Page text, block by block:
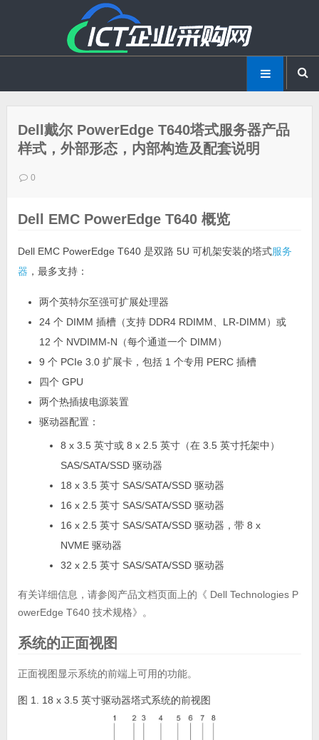
Dell戴尔 PowerEdge T640塔式服务器产品
样式，外部形态，内部构造及配套说明
0
Dell EMC PowerEdge T640 概览
Dell EMC PowerEdge T640 是双路 5U 可机架安装的塔式服务
器 ，最多支持：
两个英特尔至强可扩展处理器
24 个 DIMM 插槽（支持 DDR4 RDIMM、LR-DIMM）或
12 个 NVDIMM-N（每个通道一个 DIMM）
9 个 PCIe 3.0 扩展卡，包括 1 个专用 PERC 插槽
四个 GPU
两个热插拔电源装置
驱动器配置：
8 x 3.5 英寸或 8 x 2.5 英寸（在 3.5 英寸托架中）
SAS/SATA/SSD 驱动器
18 x 3.5 英寸 SAS/SATA/SSD 驱动器
16 x 2.5 英寸 SAS/SATA/SSD 驱动器
16 x 2.5 英寸 SAS/SATA/SSD 驱动器，带 8 x
NVME 驱动器
32 x 2.5 英寸 SAS/SATA/SSD 驱动器
有关详细信息，请参阅产品文档页面上的《 Dell Technologies P
owerEdge T640 技术规格》。
系统的正面视图
正面视图显示系统的前端上可用的功能。
图 1. 18 x 3.5 英寸驱动器塔式系统的前视图